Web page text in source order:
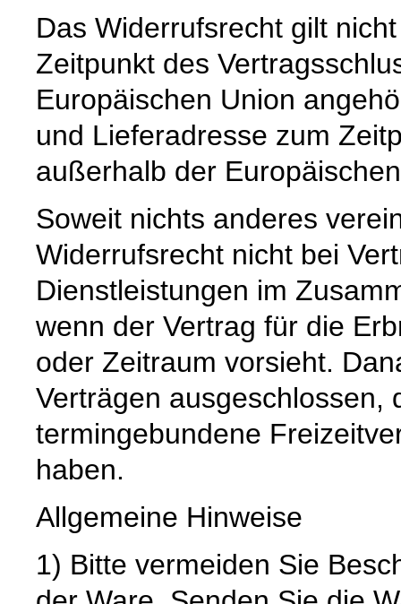
Das Widerrufsrecht gilt
Zeitpunkt des
Europäischen Union
und Lieferadresse zum
außerhalb der
Soweit nichts anderes
Widerrufsrecht nicht bei
Dienstleistungen im
wenn der Vertrag für die
oder Zeitraum vorsieht.
Verträgen ausgeschlossen,
termingebundene
haben.
Allgemeine Hinweise
1) Bitte vermeiden Sie